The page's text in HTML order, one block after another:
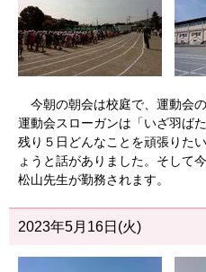
今朝の朝会は校庭で、運動会
運動会スローガンは「いざ羽ば
残り５日どんなことを頑張りた
ょうと話がありました。そして
松山先生が勤務されます。
2023年5月16日(火)